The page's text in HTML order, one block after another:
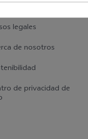
legales
de nosotros
de privacidad de